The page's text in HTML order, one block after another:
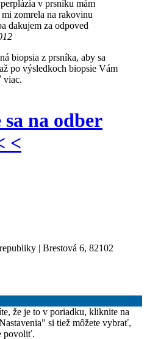
v prsniku mám
zomrela na rakovinu
dakujem za odpoved
biopsia z prsníka, aby sa
po výsledkoch biopsie Vám
viac.
na odber
<
| Brestová 6, 82102
že je to v poriadku, kliknite na
si tiež môžete vybrať,
povoliť.